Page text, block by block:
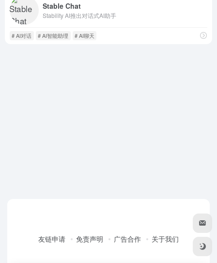
Stable Chat
Stability AI推出对话式AI助手
# AI对话 # AI智能助理 # AI聊天
友链申请 免责声明 广告合作 关于我们